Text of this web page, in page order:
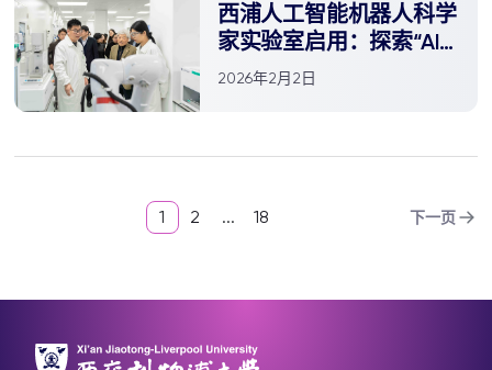
西浦人工智能机器人科学
家实验室启用：探索“AI
驱动科学发现”的新范式
2026年2月2日
1 2 ... 18 下一页